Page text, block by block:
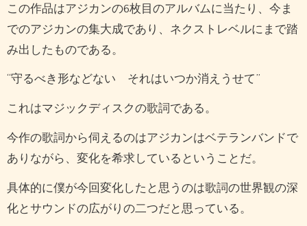
この作品はアジカンの6枚目のアルバムに当たり、今ま
でのアジカンの集大成であり、ネクストレベルにまで踏
み出したものである。
“守るべき形などない それはいつか消えうせて”
これはマジックディスクの歌詞である。
今作の歌詞から伺えるのはアジカンはベテランバンドで
ありながら、変化を希求しているということだ。
具体的に僕が今回変化したと思うのは歌詞の世界観の深
化とサウンドの広がりの二つだと思っている。